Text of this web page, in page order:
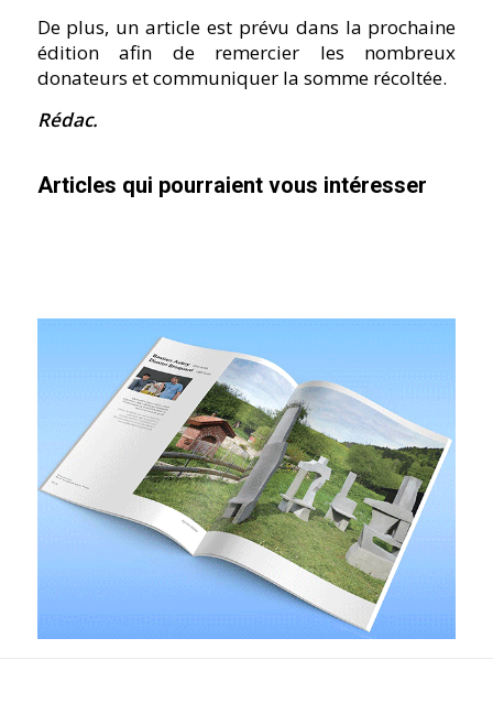
De plus, un article est prévu dans la prochaine
édition afin de remercier les nombreux
donateurs et communiquer la somme récoltée.
Rédac.
Articles qui pourraient vous intéresser